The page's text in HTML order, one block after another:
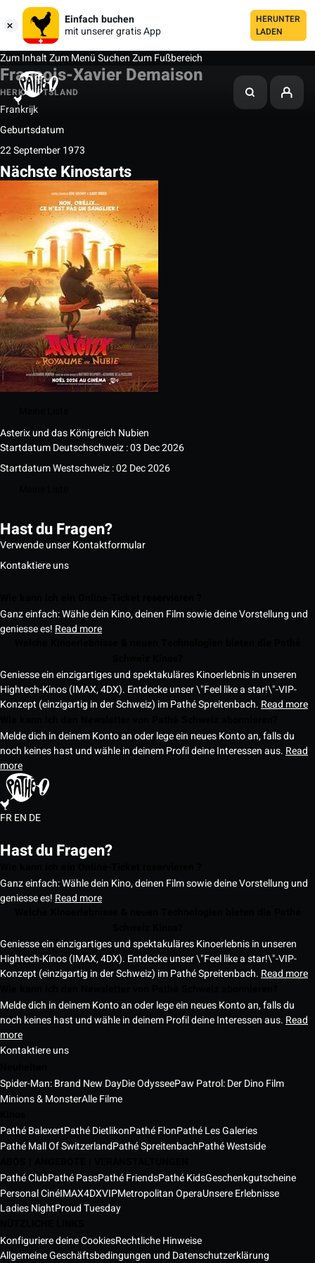
Einfach buchen
mit unserer gratis App
HERUNTER
LADEN
Zum InhaltZum MenüSuchenZum Fußbereich
François-Xavier Demaison
HERKUNFTSLAND
Frankrijk
Geburtsdatum
22 September 1973
Nächste Kinostarts
Asterix und das Königreich Nubien
Startdatum Deutschschweiz : 03 Dec 2026
Startdatum Westschweiz : 02 Dec 2026
Hast du Fragen?
Verwende unser Kontaktformular
Kontaktiere uns
Ganz einfach: Wähle dein Kino, deinen Film sowie deine Vorstellung und
geniesse es! Read more
Geniesse ein einzigartiges und spektakuläres Kinoerlebnis in unseren
Hightech-Kinos (IMAX, 4DX). Entdecke unser \"Feel like a star!\"-VIP-
Konzept (einzigartig in der Schweiz) im Pathé Spreitenbach. Read more
Melde dich in deinem Konto an oder lege ein neues Konto an, falls du
noch keines hast und wähle in deinem Profil deine Interessen aus. Read
more
FREN DE
Hast du Fragen?
Ganz einfach: Wähle dein Kino, deinen Film sowie deine Vorstellung und
geniesse es! Read more
Geniesse ein einzigartiges und spektakuläres Kinoerlebnis in unseren
Hightech-Kinos (IMAX, 4DX). Entdecke unser \"Feel like a star!\"-VIP-
Konzept (einzigartig in der Schweiz) im Pathé Spreitenbach. Read more
Melde dich in deinem Konto an oder lege ein neues Konto an, falls du
noch keines hast und wähle in deinem Profil deine Interessen aus. Read
more
Kontaktiere uns
Spider-Man: Brand New DayDie OdysseePaw Patrol: Der Dino Film
Minions & MonsterAlle Filme
Pathé BalexertPathé DietlikonPathé FlonPathé Les Galeries
Pathé Mall Of SwitzerlandPathé SpreitenbachPathé Westside
Pathé ClubPathé PassPathé FriendsPathé KidsGeschenkgutscheine
Personal CinéIMAX4DXVIPMetropolitan OperaUnsere Erlebnisse
Ladies NightProud Tuesday
Konfiguriere deine CookiesRechtliche Hinweise
Allgemeine Geschäftsbedingungen und Datenschutzerklärung